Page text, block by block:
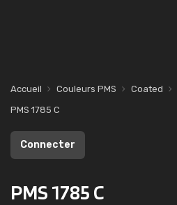
Accueil Couleurs PMS Coated
PMS 1785 C
Connecter
PMS 1785 C